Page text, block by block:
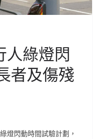
人綠燈閃
者及傷殘
燈閃動時間試驗計劃，